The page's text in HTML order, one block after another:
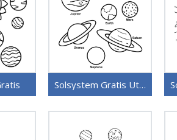
Solsystem Gratis Utskrivbart